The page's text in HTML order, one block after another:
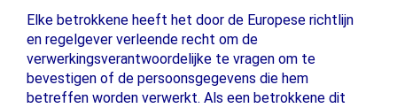
Elke betrokkene heeft het door de Europese richtlijn
en regelgever verleende recht om de
verwerkingsverantwoordelijke te vragen om te
bevestigen of de persoonsgegevens die hem
betreffen worden verwerkt. Als een betrokkene dit